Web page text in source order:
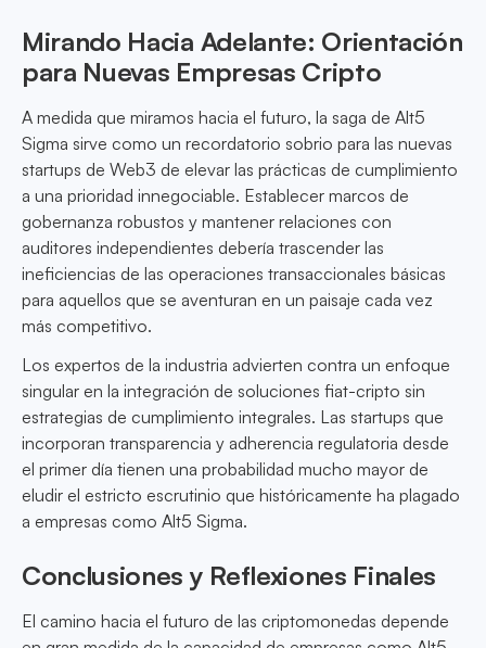
Mirando Hacia Adelante: Orientación
para Nuevas Empresas Cripto
A medida que miramos hacia el futuro, la saga de Alt5
Sigma sirve como un recordatorio sobrio para las nuevas
startups de Web3 de elevar las prácticas de cumplimiento
a una prioridad innegociable. Establecer marcos de
gobernanza robustos y mantener relaciones con
auditores independientes debería trascender las
ineficiencias de las operaciones transaccionales básicas
para aquellos que se aventuran en un paisaje cada vez
más competitivo.
Los expertos de la industria advierten contra un enfoque
singular en la integración de soluciones fiat-cripto sin
estrategias de cumplimiento integrales. Las startups que
incorporan transparencia y adherencia regulatoria desde
el primer día tienen una probabilidad mucho mayor de
eludir el estricto escrutinio que históricamente ha plagado
a empresas como Alt5 Sigma.
Conclusiones y Reflexiones Finales
El camino hacia el futuro de las criptomonedas depende